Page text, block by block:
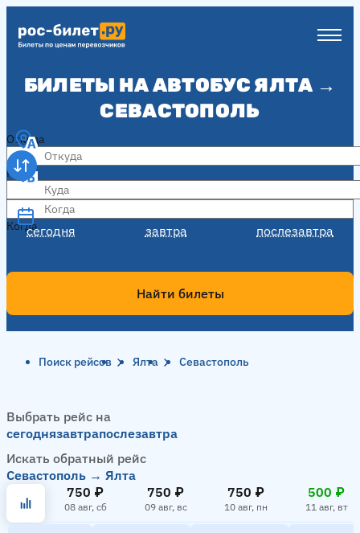
БИЛЕТЫ НА АВТОБУС ЯЛТА →
СЕВАСТОПОЛЬ
Откуда
Куда
Когда
сегодня завтра послезавтра
Когда
Найти билеты
Поиск рейсов Ялта Севастополь
Выбрать рейс на
сегоднязавтрапослезавтра
Искать обратный рейс
Севастополь → Ялта
750 ₽
08 авг, сб
750 ₽
09 авг, вс
750 ₽
10 авг, пн
500 ₽
11 авг, вт